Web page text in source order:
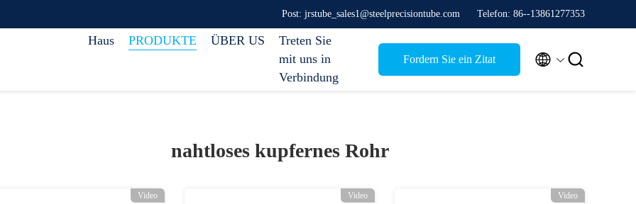
Post: jrstube_sales1@steelprecisiontube.com Telefon: 86--13861277353
Haus PRODUKTE ÜBER US
Treten Sie
mit uns in
Verbindung
Fordern Sie ein Zitat  
nahtloses kupfernes Rohr
Video Video Video